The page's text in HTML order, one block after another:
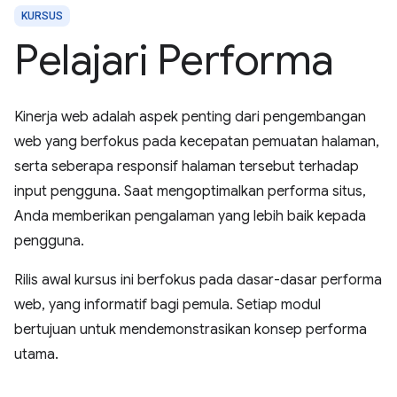
KURSUS
Pelajari Performa
Kinerja web adalah aspek penting dari pengembangan
web yang berfokus pada kecepatan pemuatan halaman,
serta seberapa responsif halaman tersebut terhadap
input pengguna. Saat mengoptimalkan performa situs,
Anda memberikan pengalaman yang lebih baik kepada
pengguna.
Rilis awal kursus ini berfokus pada dasar-dasar performa
web, yang informatif bagi pemula. Setiap modul
bertujuan untuk mendemonstrasikan konsep performa
utama.